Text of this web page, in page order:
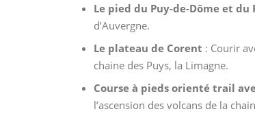
Le pied du Puy-de-Dôme et du
d’Auvergne.
Le plateau de Corent : Courir
chaine des Puys, la Limagne.
Course à pieds orienté trail
l’ascension des volcans de la